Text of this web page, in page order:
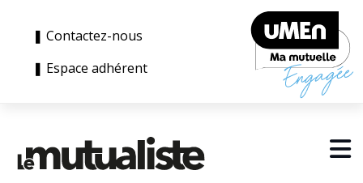
❚ Contactez-nous
❚ Espace adhérent